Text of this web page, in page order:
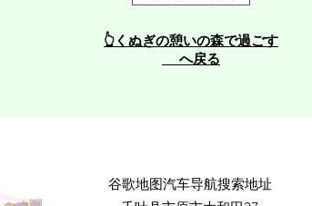
👆くぬぎの憩いの森で過ごす
へ戻る
​谷歌地图汽车导航搜索地址